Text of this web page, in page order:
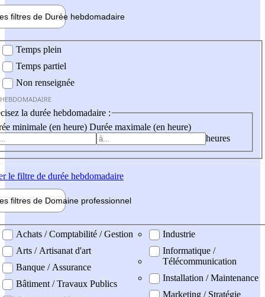
filtres de Durée hebdomadaire
Temps plein
Temps partiel
Non renseignée
la durée hebdomadaire :
minimale (en heure) Durée maximale (en heure)
heures
le filtre de durée hebdomadaire
filtres de Domaine professionnel
professionel
Achats / Comptabilité / Gestion
Arts / Artisanat d'art
Banque / Assurance
Bâtiment / Travaux Publics
Industrie
Informatique /
Télécommunication
Installation / Maintenance
Marketing / Stratégie